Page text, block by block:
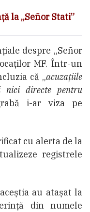
la „Señor Stati”
despre „Señor
MF. Într-un
că „acuzațiile
directe pentru
i-ar viza pe
cu alerta de la
registrele
au atașat la
din numele